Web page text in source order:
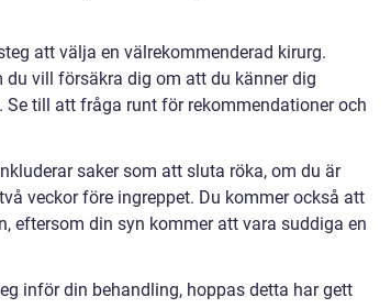
att välja en välrekommenderad kirurg.
du vill försäkra dig om att du känner dig
till att fråga runt för rekommendationer och
saker som att sluta röka, om du är
veckor före ingreppet. Du kommer också att
eftersom din syn kommer att vara suddiga en
inför din behandling, hoppas detta har gett